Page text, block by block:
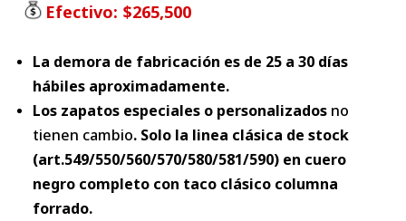
Efectivo: $265,500
La demora de fabricación es de 25 a 30 días
hábiles aproximadamente.
Los zapatos especiales o personalizados no
tienen cambio. Solo la linea clásica de stock
(art.549/550/560/570/580/581/590) en cuero
negro completo con taco clásico columna
forrado.